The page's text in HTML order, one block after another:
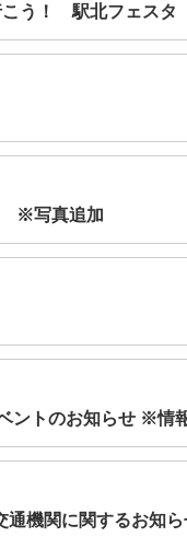
こう！ 駅北フェスタ
※写真追加
ントのお知らせ ※情
機関に関するお知ら